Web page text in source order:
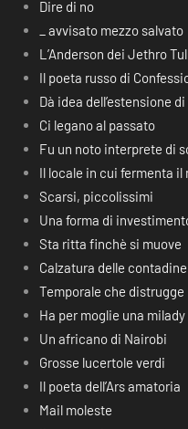
Dire di no
_ avvisato mezzo salvato
L’Anderson dei Jethro
Il poeta russo di
Dà idea dell’estensione
Ci legano al passato
Fu un noto interprete di
Il locale in cui fermenta il
Scarsi, piccolissimi
Una forma di
Sta ritta finchè si muove
Calzatura delle
Temporale che distrugge
Ha per moglie una milady
Un africano di Nairobi
Grosse lucertole verdi
Il poeta dell’Ars amatoria
Mail moleste